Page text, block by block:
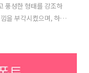
풍성한 형태를 강조하
을 부각시켰으며, 하단
콤함을 표현했습니다.
. 창원단감아삭체 저
아 사용할 수 있습니